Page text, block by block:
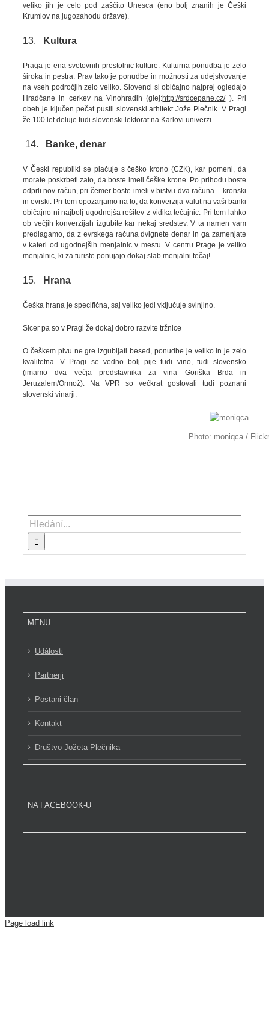
veliko jih je celo pod zaščito Unesca (eno bolj znanih je Češki
Krumlov na jugozahodu države).
13. Kultura
Praga je ena svetovnih prestolnic kulture. Kulturna ponudba je zelo
široka in pestra. Prav tako je ponudbe in možnosti za udejstvovanje
na vseh področjih zelo veliko. Slovenci si običajno najprej ogledajo
Hradčane in cerkev na Vinohradih (glej:http://srdcepane.cz/). Pri
obeh je ključen pečat pustil slovenski arhitekt Jože Plečnik. V Pragi
že 100 let deluje tudi slovenski lektorat na Karlovi univerzi.
14. Banke, denar
V Česki republiki se plačuje s češko krono (CZK), kar pomeni, da
morate poskrbeti zato, da boste imeli češke krone. Po prihodu boste
odprli nov račun, pri čemer boste imeli v bistvu dva računa – kronski
in evrski. Pri tem opozarjamo na to, da konverzija valut na vaši banki
običajno ni najbolj ugodnejša rešitev z vidika tečajnic. Pri tem lahko
ob večjih konverzijah izgubite kar nekaj sredstev. V ta namen vam
predlagamo, da z evrskega računa dvignete denar in ga zamenjate
v kateri od ugodnejših menjalnic v mestu. V centru Prage je veliko
menjalnic, ki za turiste ponujajo dokaj slab menjalni tečaj!
15. Hrana
Češka hrana je specifična, saj veliko jedi vključuje svinjino.
Sicer pa so v Pragi že dokaj dobro razvite tržnice
O češkem pivu ne gre izgubljati besed, ponudbe je veliko in je zelo
kvalitetna. V Pragi se vedno bolj pije tudi vino, tudi slovensko
(imamo dva večja predstavnika za vina Goriška Brda in
Jeruzalem/Ormož). Na VPR so večkrat gostovali tudi poznani
slovenski vinarji.
Photo: moniqca / Flickr
Hledat:
MENU
Události
Partnerji
Postani član
Kontakt
Društvo Jožeta Plečnika
NA FACEBOOK-U
Page load link